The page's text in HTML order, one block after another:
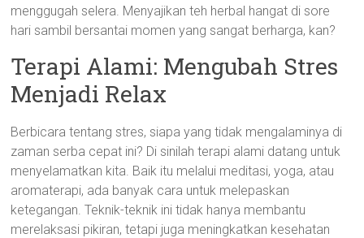
menggugah selera. Menyajikan teh herbal hangat di sore
hari sambil bersantai momen yang sangat berharga, kan?
Terapi Alami: Mengubah Stres
Menjadi Relax
Berbicara tentang stres, siapa yang tidak mengalaminya di
zaman serba cepat ini? Di sinilah terapi alami datang untuk
menyelamatkan kita. Baik itu melalui meditasi, yoga, atau
aromaterapi, ada banyak cara untuk melepaskan
ketegangan. Teknik-teknik ini tidak hanya membantu
merelaksasi pikiran, tetapi juga meningkatkan kesehatan